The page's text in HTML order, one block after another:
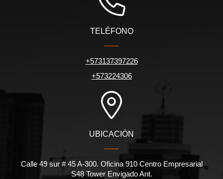
TELÉFONO
+573137397226
+573224306
UBICACIÓN
Calle 49 sur # 45 A-300. Oficina 910 Centro Empresarial
S48 Tower Envigado Ant.